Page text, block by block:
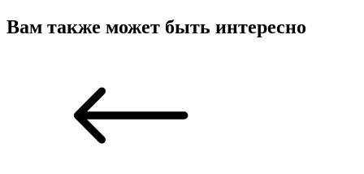
Вам также может быть интересно